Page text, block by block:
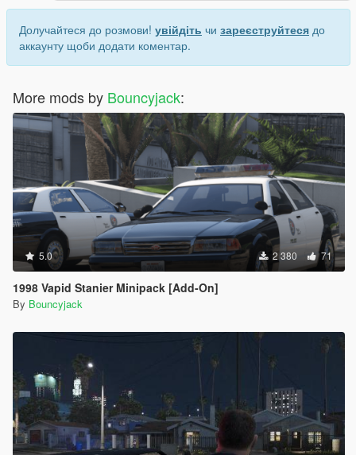
Долучайтеся до розмови! увійдіть чи зареєструйтеся до
аккаунту щоби додати коментар.
More mods by Bouncyjack:
5.0 2 380 71
1998 Vapid Stanier Minipack [Add-On]
By Bouncyjack